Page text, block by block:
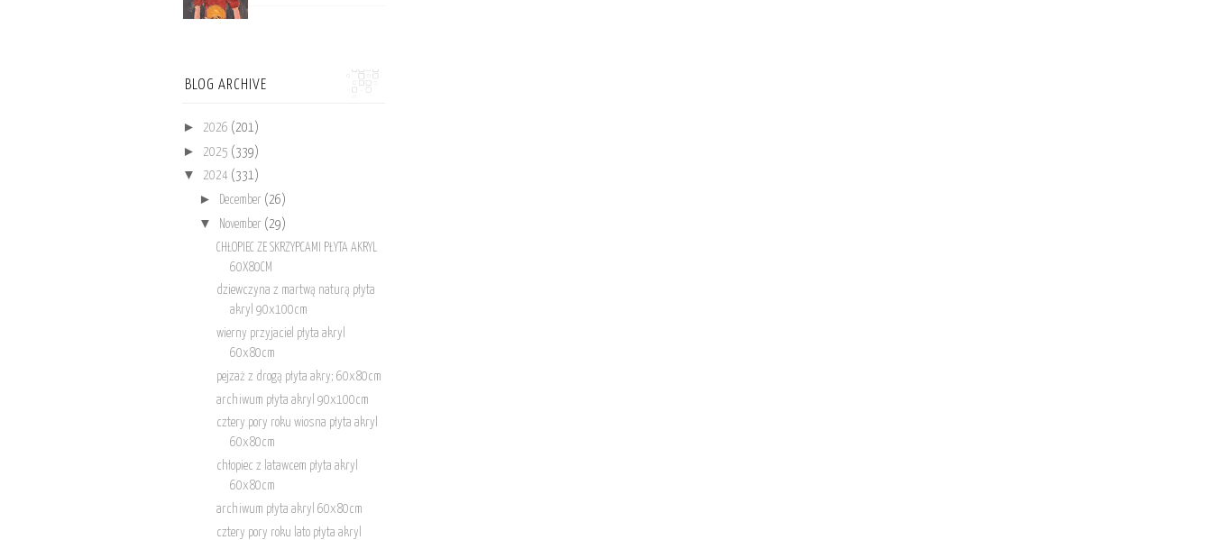
BLOG ARCHIVE
► 2026 (201)
► 2025 (339)
▼ 2024 (331)
► December (26)
▼ November (29)
CHŁOPIEC ZE SKRZYPCAMI PŁYTA AKRYL
60X80CM
dziewczyna z martwą naturą płyta
akryl 90x100cm
wierny przyjaciel płyta akryl
60x80cm
pejzaż z drogą płyta akry; 60x80cm
archiwum płyta akryl 90x100cm
cztery pory roku wiosna płyta akryl
60x80cm
chłopiec z latawcem płyta akryl
60x80cm
archiwum płyta akryl 60x80cm
cztery pory roku lato płyta akryl